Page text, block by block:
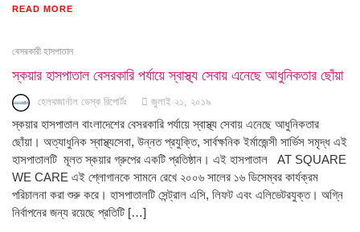
READ MORE
বেসরকারী হাসপাতাল
স্কয়ার হাসপাতাল বেসরকারি পর্যায়ে স্বাস্থ্য সেবায় এনেছে আধুনিকতার ছোঁয়া
হেলথজার্নাল ডেস্ক রিপোর্টঃ জুলাই ২১, ২০১৯
স্কয়ার হাসপাতাল বাংলাদেশের বেসরকারি পর্যায়ে স্বাস্থ্য সেবায় এনেছে আধুনিকতার
ছোঁয়া। অত্যাধুনিক স্বাস্থ্যসেবা, উন্নত প্রযুক্তি, সার্বক্ষনিক ইর্মাজেন্সী সার্ভিস সমৃদ্ধ এই
হাসপাতালটি মূলত স্কয়ার গ্রুপের একটি প্রতিষ্ঠান। এই হাসপাতাল AT SQUARE
WE CARE এই শ্লোগানকে সামনে রেখে ২০০৬ সালের ১৬ ডিসেম্বর কার্যক্রম
পরিচালনা করা শুরু করে। হাসপাতালটি সেন্ট্রাল এসি, লিফট এবং এলিভেটরযুক্ত। অগ্নি
নির্বাপনের জন্য রয়েছে প্রতিটি […]